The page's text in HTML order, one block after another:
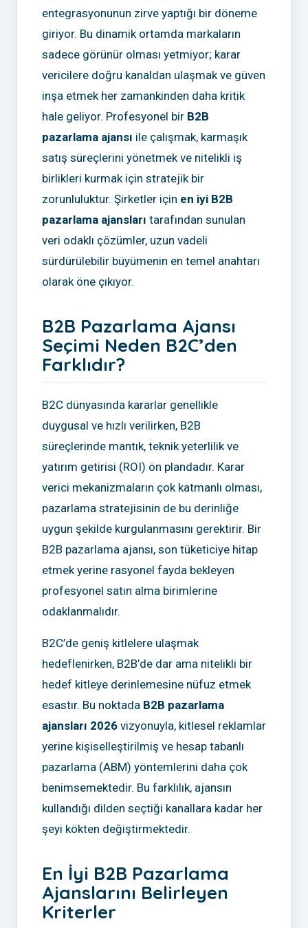
entegrasyonunun zirve yaptığı bir döneme
giriyor. Bu dinamik ortamda markaların
sadece görünür olması yetmiyor; karar
vericilere doğru kanaldan ulaşmak ve güven
inşa etmek her zamankinden daha kritik
hale geliyor. Profesyonel bir B2B
pazarlama ajansı ile çalışmak, karmaşık
satış süreçlerini yönetmek ve nitelikli iş
birlikleri kurmak için stratejik bir
zorunluluktur. Şirketler için en iyi B2B
pazarlama ajansları tarafından sunulan
veri odaklı çözümler, uzun vadeli
sürdürülebilir büyümenin en temel anahtarı
olarak öne çıkıyor.
B2B Pazarlama Ajansı
Seçimi Neden B2C’den
Farklıdır?
B2C dünyasında kararlar genellikle
duygusal ve hızlı verilirken, B2B
süreçlerinde mantık, teknik yeterlilik ve
yatırım getirisi (ROI) ön plandadır. Karar
verici mekanizmaların çok katmanlı olması,
pazarlama stratejisinin de bu derinliğe
uygun şekilde kurgulanmasını gerektirir. Bir
B2B pazarlama ajansı, son tüketiciye hitap
etmek yerine rasyonel fayda bekleyen
profesyonel satın alma birimlerine
odaklanmalıdır.
B2C’de geniş kitlelere ulaşmak
hedeflenirken, B2B’de dar ama nitelikli bir
hedef kitleye derinlemesine nüfuz etmek
esastır. Bu noktada B2B pazarlama
ajansları 2026 vizyonuyla, kitlesel reklamlar
yerine kişiselleştirilmiş ve hesap tabanlı
pazarlama (ABM) yöntemlerini daha çok
benimsemektedir. Bu farklılık, ajansın
kullandığı dilden seçtiği kanallara kadar her
şeyi kökten değiştirmektedir.
En İyi B2B Pazarlama
Ajanslarını Belirleyen
Kriterler